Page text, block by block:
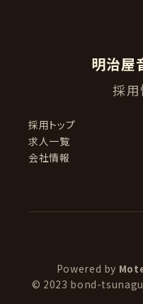
明治屋
採用
採用トップ
求人一覧
会社情報
Powered by
© 2023 bond-